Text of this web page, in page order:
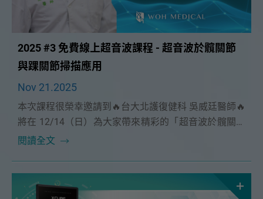
2025 #3 免費線上超音波課程 - 超音波於髖關節
與踝關節掃描應用
Nov 21.2025
本次課程很榮幸邀請到🔥台大北護復健科 吳威廷醫師🔥
將在 12/14（日）為大家帶來精彩的「超音波於髖關節
與踝關節掃描應用」課程。
閱讀全文